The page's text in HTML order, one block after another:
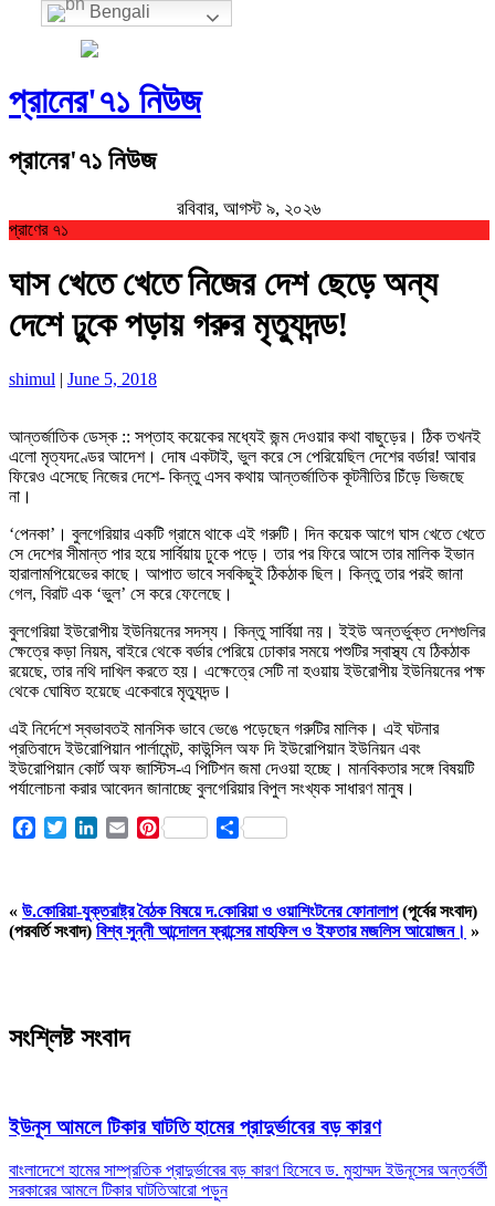
প্রানের'৭১ নিউজ
প্রানের'৭১ নিউজ
রবিবার, আগস্ট ৯, ২০২৬
প্রাণের ৭১
ঘাস খেতে খেতে নিজের দেশ ছেড়ে অন্য
দেশে ঢুকে পড়ায় গরুর মৃত্যুদন্ড!
shimul | June 5, 2018
আন্তর্জাতিক ডেস্ক :: সপ্তাহ কয়েকের মধ্যেই জন্ম দেওয়ার কথা বাছুড়ের। ঠিক তখনই
এলো মৃত্যদণ্ডের আদেশ। দোষ একটাই, ভুল করে সে পেরিয়েছিল দেশের বর্ডার! আবার
ফিরেও এসেছে নিজের দেশে- কিন্তু এসব কথায় আন্তর্জাতিক কূটনীতির চিঁড়ে ভিজছে
না।
‘পেনকা’। বুলগেরিয়ার একটি গ্রামে থাকে এই গরুটি। দিন কয়েক আগে ঘাস খেতে খেতে
সে দেশের সীমান্ত পার হয়ে সার্বিয়ায় ঢুকে পড়ে। তার পর ফিরে আসে তার মালিক ইভান
হারালামপিয়েভের কাছে। আপাত ভাবে সবকিছুই ঠিকঠাক ছিল। কিন্তু তার পরই জানা
গেল, বিরাট এক ‘ভুল’ সে করে ফেলেছে।
বুলগেরিয়া ইউরোপীয় ইউনিয়নের সদস্য। কিন্তু সার্বিয়া নয়। ইইউ অন্তর্ভুক্ত দেশগুলির
ক্ষেত্রে কড়া নিয়ম, বাইরে থেকে বর্ডার পেরিয়ে ঢোকার সময়ে পশুটির স্বাস্থ্য যে ঠিকঠাক
রয়েছে, তার নথি দাখিল করতে হয়। এক্ষেত্রে সেটি না হওয়ায় ইউরোপীয় ইউনিয়নের পক্ষ
থেকে ঘোষিত হয়েছে একেবারে মৃত্যুদন্ড।
এই নির্দেশে স্বভাবতই মানসিক ভাবে ভেঙে পড়েছেন গরুটির মালিক। এই ঘটনার
প্রতিবাদে ইউরোপিয়ান পার্লামেন্ট, কাউন্সিল অফ দি ইউরোপিয়ান ইউনিয়ন এবং
ইউরোপিয়ান কোর্ট অফ জাস্টিস-এ পিটিশন জমা দেওয়া হচ্ছে। মানবিকতার সঙ্গে বিষয়টি
পর্যালোচনা করার আবেদন জানাচ্ছে বুলগেরিয়ার বিপুল সংখ্যক সাধারণ মানুষ।
FacebookTwitterLinkedIn
EmailPinterest Share
« উ.কোরিয়া-যুক্তরাষ্ট্র বৈঠক বিষয়ে দ.কোরিয়া ও ওয়াশিংটনের ফোনালাপ(পূর্বের সংবাদ)
(পরবর্তি সংবাদ) বিশ্ব সুন্নী আন্দোলন ফ্রান্সের মাহফিল ও ইফতার মজলিস আয়োজন। »
সংশ্লিষ্ট সংবাদ
ইউনূস আমলে টিকার ঘাটতি হামের প্রাদুর্ভাবের বড় কারণ
বাংলাদেশে হামের সাম্প্রতিক প্রাদুর্ভাবের বড় কারণ হিসেবে ড. মুহাম্মদ ইউনূসের অন্তর্বর্তী
সরকারের আমলে টিকার ঘাটতিআরো পড়ুন
Bengali